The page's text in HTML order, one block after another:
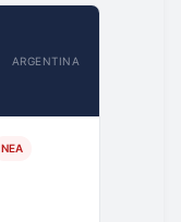
ARGENTINA
NEA